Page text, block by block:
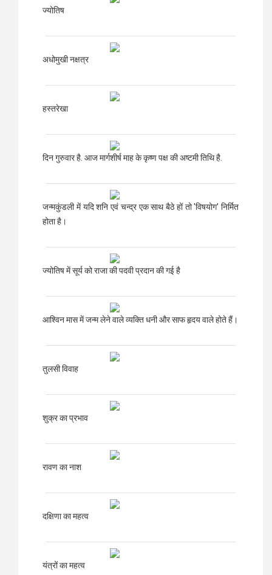
ज्योतिष
अधोमुखी नक्षत्र
हस्तरेखा
दिन गुरुवार है. आज मार्गशीर्ष माह के कृष्ण पक्ष की अष्टमी तिथि है.
जन्मकुंडली में यदि शनि एवं चन्द्र एक साथ बैठे हों तो 'विषयोग' निर्मित
होता है।
ज्योतिष में सूर्य को राजा की पदवी प्रदान की गई है
आश्विन मास में जन्म लेने वाले व्यक्ति धनी और साफ हृदय वाले होते हैं।
तुलसी विवाह
शुक्र का प्रभाव
रावण का नाश
दक्षिणा का महत्व
यंत्रों का महत्व